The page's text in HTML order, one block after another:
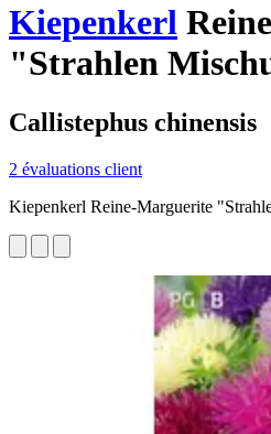
Kiepenkerl
"Strahlen
Callistephus chinensis
2 évaluations client
Kiepenkerl Reine-Marguerite